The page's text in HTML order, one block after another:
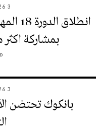
3 AUGUST 2026
بمشاركة اكثر من 300
3 AUGUST 2026
بانكوك تحتضن